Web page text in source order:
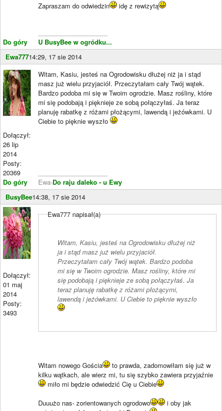
Do góry
Zapraszam do odwiedzin
idę z rewizytą
U BusyBee w ogródku...
Ewa77714:29, 17 sie 2014
Dołączył:
26 lip
2014
Posty:
20369
Do góry
Witam, Kasiu, jesteś na Ogrodowisku dłużej niż ja i stąd
masz już wielu przyjaciół. Przeczytałam cały Twój wątek.
Bardzo podoba mi się w Twoim ogrodzie. Masz rośliny, które
mi się podobają i pięknieje ze sobą połączyłaś. Ja teraz
planuję rabatkę z różami płożącymi, lawendą i jeżówkami. U
Ciebie to pięknie wyszło
Ewa-Do raju daleko - u Ewy
BusyBee14:38, 17 sie 2014
Dołączył:
01 maj
2014
Posty:
3493
Ewa777 napisał(a)
Witam, Kasiu, jesteś na Ogrodowisku dłużej niż
ja i stąd masz już wielu przyjaciół.
Przeczytałam cały Twój wątek. Bardzo podoba
mi się w Twoim ogrodzie. Masz rośliny, które mi
się podobają i pięknieje ze sobą połączyłaś. Ja
teraz planuję rabatkę z różami płożącymi,
lawendą i jeżówkami. U Ciebie to pięknie wyszło
Witam nowego Gościa
to prawda, zadomowiłam się już w
kilku wątkach, ale wierz mi, tu się szybko zawiera przyjaźnie
miło mi będzie odwiedzić Cię u Ciebie
Duuużo nas- zorientowanych ogrodowo
i oby jak